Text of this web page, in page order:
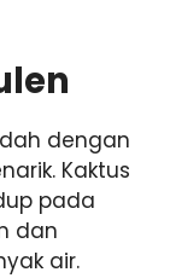
dengan
Kaktus
pada
dan
air.